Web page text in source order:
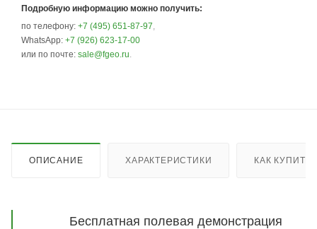
Подробную информацию можно получить:
по телефону: +7 (495) 651-87-97,
WhatsApp: +7 (926) 623-17-00
или по почте: sale@fgeo.ru.
ОПИСАНИЕ ХАРАКТЕРИСТИКИ КАК КУПИТЬ
Бесплатная полевая демонстрация